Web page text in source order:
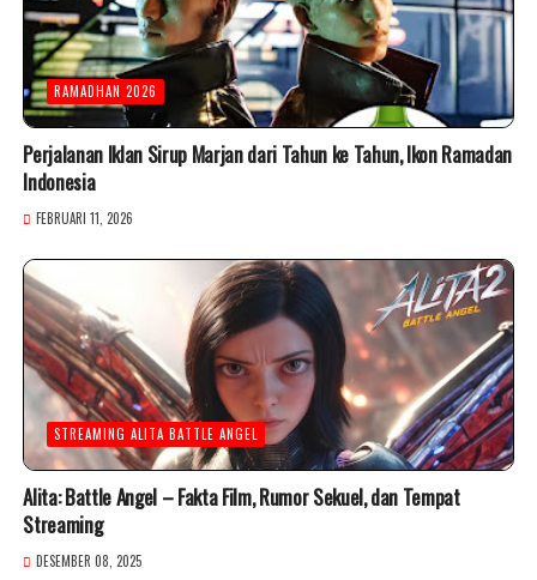
RAMADHAN 2026
Perjalanan Iklan Sirup Marjan dari Tahun ke Tahun, Ikon Ramadan
Indonesia
FEBRUARI 11, 2026
STREAMING ALITA BATTLE ANGEL
Alita: Battle Angel – Fakta Film, Rumor Sekuel, dan Tempat
Streaming
DESEMBER 08, 2025